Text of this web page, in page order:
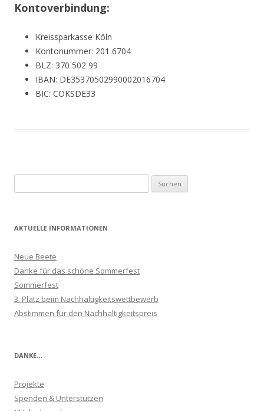
Kontoverbindung:
Kreissparkasse Köln
Kontonummer: 201 6704
BLZ: 370 502 99
IBAN: DE35370502990002016704
BIC: COKSDE33
nach:
AKTUELLE INFORMATIONEN
Neue Beete
Danke für das schöne Sommerfest
Sommerfest
3. Platz beim Nachhaltigkeitswettbewerb
Abstimmen für den Nachhaltigkeitspreis
DANKE…
Projekte
Spenden & Unterstützen